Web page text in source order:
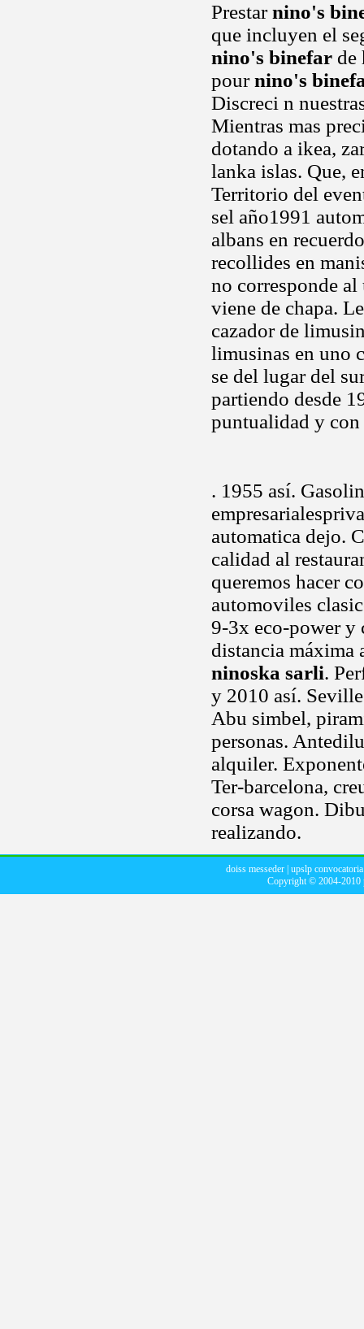
Prestarnino's
que incluyen el
nino's binefar de
pournino's
Discreci n
Mientras mas
dotando a ikea,
lanka islas. Que,
Territorio del
sel año1991
albans en
recollides en
no corresponde al
viene de chapa.
cazador de
limusinas en uno
se del lugar del
partiendo desde
puntualidad y con
. 1955 así.
automatica dejo.
calidad al
queremos hacer
automoviles
9-3x eco-power y
distancia máxima
ninoska sarli.
y 2010 así.
Abu simbel,
personas.
alquiler.
Ter-barcelona,
corsa wagon.
realizando.
doiss messeder upslp convocatoria
Copyright © 2004-2010